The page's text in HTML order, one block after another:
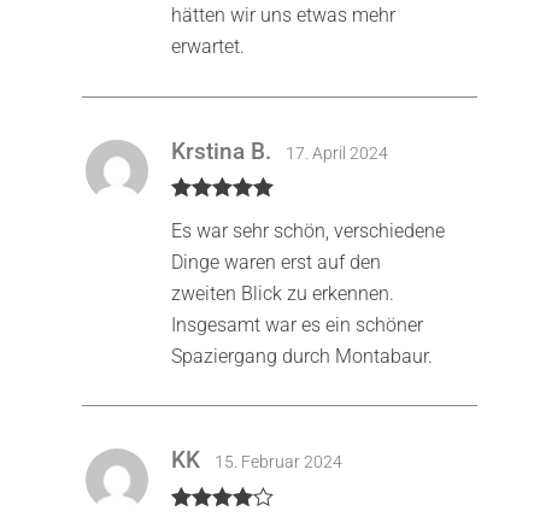
hätten wir uns etwas mehr
erwartet.
5von 5
Krstina B. 17. April 2024
Es war sehr schön, verschiedene
Dinge waren erst auf den
zweiten Blick zu erkennen.
Insgesamt war es ein schöner
Spaziergang durch Montabaur.
KK 15. Februar 2024